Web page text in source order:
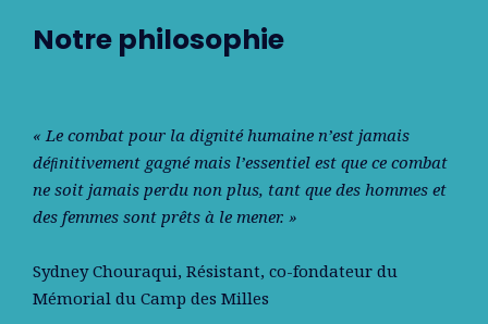
Notre philosophie
« Le combat pour la dignité humaine n’est jamais
déﬁnitivement gagné mais l’essentiel est que ce combat
ne soit jamais perdu non plus, tant que des hommes et
des femmes sont prêts à le mener. »
Sydney Chouraqui, Résistant, co-fondateur du
Mémorial du Camp des Milles